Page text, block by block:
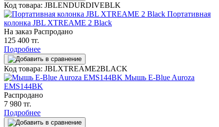
Код товара: JBLENDURDIVEBLK
Портативная
колонка JBL XTREAME 2 Black
На заказ Распродано
125 400 тг.
Подробнее
Код товара: JBLXTREAME2BLACK
Мышь E-Blue Auroza
EMS144BK
Распродано
7 980 тг.
Подробнее